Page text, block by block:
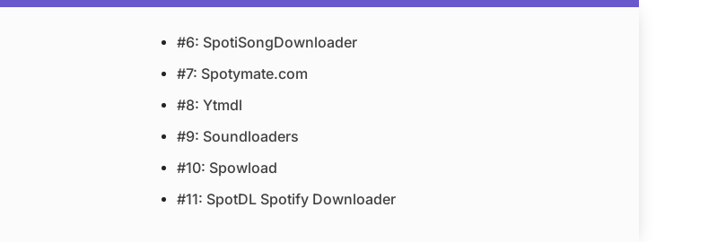
#6: SpotiSongDownloader
#7: Spotymate.com
#8: Ytmdl
#9: Soundloaders
#10: Spowload
#11: SpotDL Spotify Downloader